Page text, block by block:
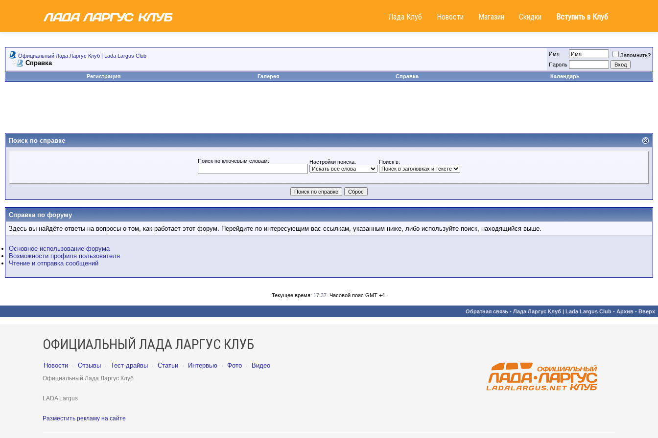
Лада Клуб Новости Магазин Скидки Вступить в Клуб
Официальный Лада Ларгус Клуб | Lada Largus Club
Справка
Имя
Запомнить?
Пароль
Регистрация
Галерея Справка Календарь
Поиск по справке
Поиск по ключевым словам: Настройки поиска: Поиск в:
Справка по форуму
Здесь вы найдёте ответы на вопросы о том, как работает этот форум. Перейдите по интересующим вас ссылкам, указанным ниже, либо используйте поиск, находящийся выше.
Основное использование форума
Возможности профиля пользователя
Чтение и отправка сообщений
Текущее время: 17:37 . Часовой пояс GMT +4.
Обратная связь - Лада Ларгус Клуб | Lada Largus Club - Архив - Вверх
ОФИЦИАЛЬНЫЙ ЛАДА ЛАРГУС КЛУБ
Новости · Отзывы · Тест-драйвы · Статьи · Интервью · Фото · Видео
Официальный Лада Ларгус Клуб
LADA Largus
Разместить рекламу на сайте